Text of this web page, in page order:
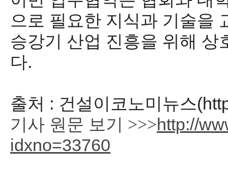
으로 필요한 지식과 기술을
승강기 산업 진흥을 위해 상
다.
출처 : 건설이코노미뉴스
기사 원문 보기 >>>http://
idxno=33760